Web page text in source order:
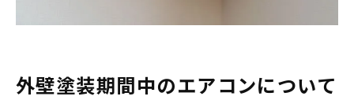
外壁塗装期間中のエアコンについて